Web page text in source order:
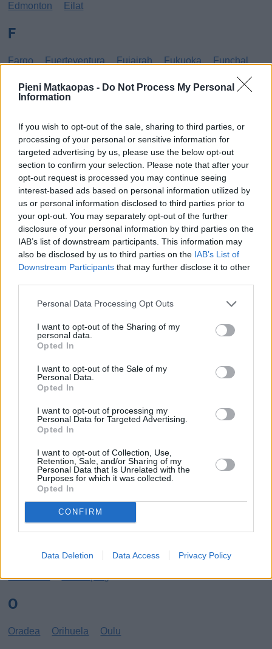
Pieni Matkaopas - Do Not Process My Personal
Information
If you wish to opt-out of the sale, sharing to third parties, or
processing of your personal or sensitive information for
targeted advertising by us, please use the below opt-out
section to confirm your selection. Please note that after your
opt-out request is processed you may continue seeing
interest-based ads based on personal information utilized by
us or personal information disclosed to third parties prior to
your opt-out. You may separately opt-out of the further
disclosure of your personal information by third parties on the
IAB’s list of downstream participants. This information may
also be disclosed by us to third parties on the IAB’s List of
Downstream Participants that may further disclose it to other
Personal Data Processing Opt Outs
I want to opt-out of the Sharing of my
personal data.
Opted In
I want to opt-out of the Sale of my
Personal Data.
Opted In
I want to opt-out of processing my
Personal Data for Targeted Advertising.
Opted In
I want to opt-out of Collection, Use,
Retention, Sale, and/or Sharing of my
Personal Data that Is Unrelated with the
Purposes for which it was collected.
Opted In
CONFIRM
Data Deletion Data Access Privacy Policy
Edmonton Eilat
F
Fargo Fuerteventura Fujairah Fukuoka Funchal
Haag Hammamet Hania Hannover
Hanoi
Havanna
Helsingborg Helsinki
Ho Chi Minh City
Hong Kong
Honolulu Houston Hua Hin
Innsbruck Izmir
Koh Samui
Lanzarote Larnaka
Los Angeles
Mangalia Marseille Melbourne
Menorca
Mexico City
Miami
New York Norrköping
O
Oradea Orihuela Oulu